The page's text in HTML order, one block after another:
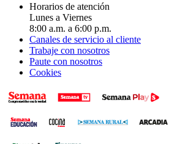
Horarios de atención
Lunes a Viernes
8:00 a.m. a 6:00 p.m.
Canales de servicio al cliente
Trabaje con nosotros
Paute con nosotros
Cookies